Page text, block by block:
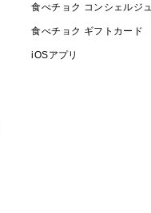
食べチョク コンシェルジュ
食べチョク ギフトカード
iOSアプリ